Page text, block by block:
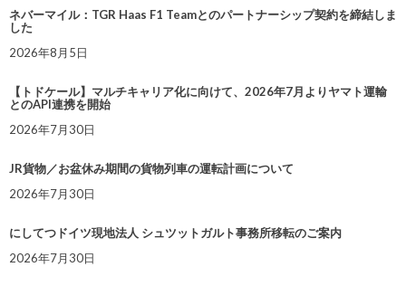
ネバーマイル：TGR Haas F1 Teamとのパートナーシップ契約を締結しま
した
2026年8月5日
【トドケール】マルチキャリア化に向けて、2026年7月よりヤマト運輸
とのAPI連携を開始
2026年7月30日
JR貨物／お盆休み期間の貨物列車の運転計画について
2026年7月30日
にしてつドイツ現地法人 シュツットガルト事務所移転のご案内
2026年7月30日